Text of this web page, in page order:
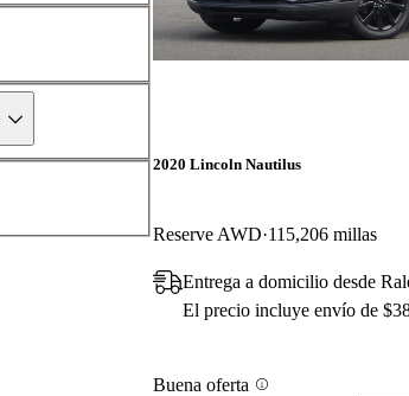
2020 Lincoln Nautilus
Reserve AWD 115,206 millas
Entrega a domicilio desde
El precio incluye envío de
Buena oferta